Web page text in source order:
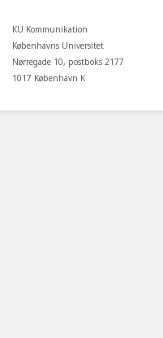
KU Kommunikation
Københavns Universitet
Nørregade 10, postboks 2177
1017 København K